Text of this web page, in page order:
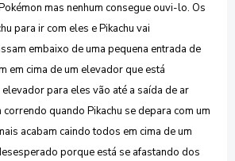
mas nenhum consegue ouvi-lo. Os
para ir com eles e Pikachu vai
embaixo de uma pequena entrada de
em cima de um elevador que está
para eles vão até a saída de ar
quando Pikachu se depara com um
acabam caindo todos em cima de um
porque está se afastando dos